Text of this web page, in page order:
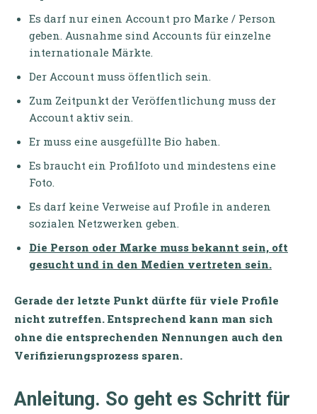
Es darf nur einen Account pro Marke / Person
geben. Ausnahme sind Accounts für einzelne
internationale Märkte.
Der Account muss öffentlich sein.
Zum Zeitpunkt der Veröffentlichung muss der
Account aktiv sein.
Er muss eine ausgefüllte Bio haben.
Es braucht ein Profilfoto und mindestens eine
Foto.
Es darf keine Verweise auf Profile in anderen
sozialen Netzwerken geben.
Die Person oder Marke muss bekannt sein, oft
gesucht und in den Medien vertreten sein.
Gerade der letzte Punkt dürfte für viele Profile
nicht zutreffen. Entsprechend kann man sich
ohne die entsprechenden Nennungen auch den
Verifizierungsprozess sparen.
Anleitung. So geht es Schritt für